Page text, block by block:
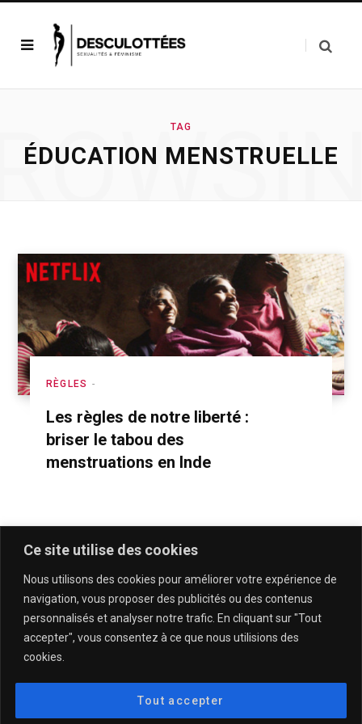
Ce site utilise des cookies
Nous utilisons des cookies pour améliorer votre expérience de
navigation, vous proposer des publicités ou des contenus
personnalisés et analyser notre trafic. En cliquant sur "Tout
accepter", vous consentez à ce que nous utilisions des
cookies.
Tout accepter
TAG
ÉDUCATION MENSTRUELLE
RÈGLES
Les règles de notre liberté :
briser le tabou des
menstruations en Inde